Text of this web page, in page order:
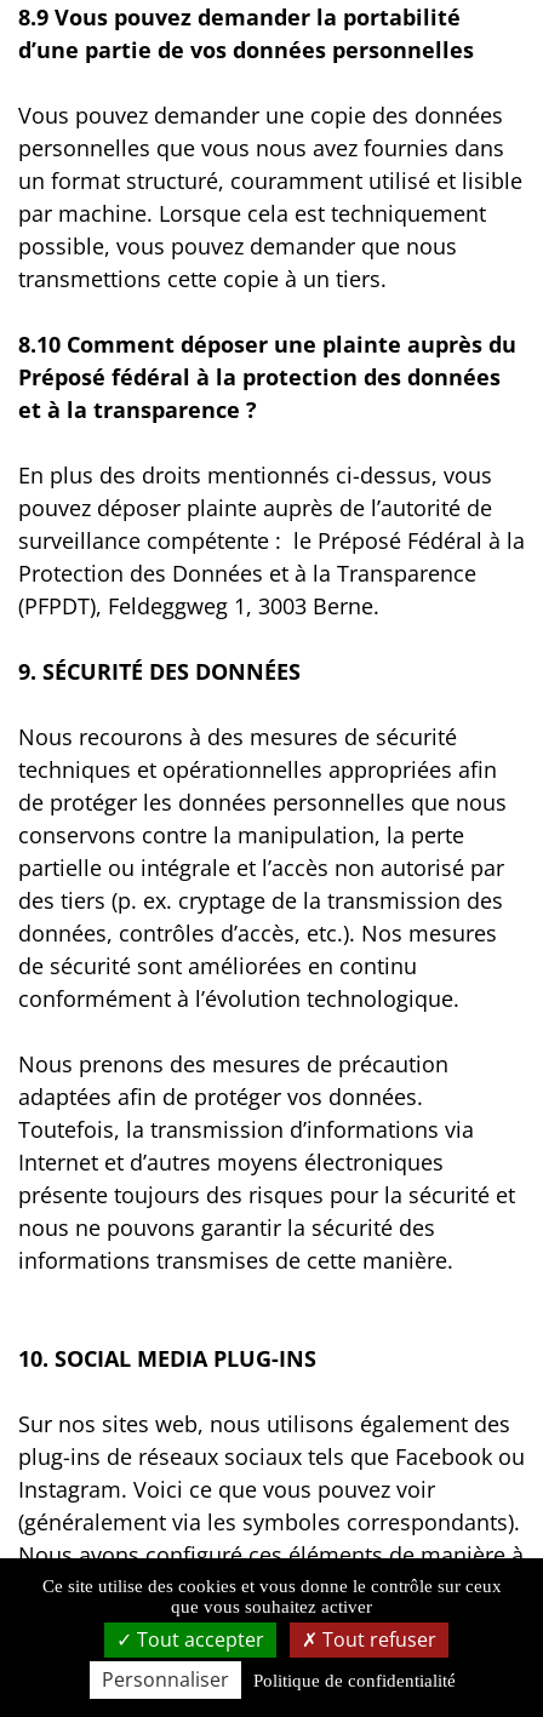
8.9 Vous pouvez demander la portabilité
d’une partie de vos données personnelles
Vous pouvez demander une copie des données
personnelles que vous nous avez fournies dans
un format structuré, couramment utilisé et lisible
par machine. Lorsque cela est techniquement
possible, vous pouvez demander que nous
transmettions cette copie à un tiers.
8.10 Comment déposer une plainte auprès du
Préposé fédéral à la protection des données
et à la transparence ?
En plus des droits mentionnés ci-dessus, vous
pouvez déposer plainte auprès de l’autorité de
surveillance compétente : le Préposé Fédéral à la
Protection des Données et à la Transparence
(PFPDT), Feldeggweg 1, 3003 Berne.
9. SÉCURITÉ DES DONNÉES
Nous recourons à des mesures de sécurité
techniques et opérationnelles appropriées afin
de protéger les données personnelles que nous
conservons contre la manipulation, la perte
partielle ou intégrale et l’accès non autorisé par
des tiers (p. ex. cryptage de la transmission des
données, contrôles d’accès, etc.). Nos mesures
de sécurité sont améliorées en continu
conformément à l’évolution technologique.
Nous prenons des mesures de précaution
adaptées afin de protéger vos données.
Toutefois, la transmission d’informations via
Internet et d’autres moyens électroniques
présente toujours des risques pour la sécurité et
nous ne pouvons garantir la sécurité des
informations transmises de cette manière.
10. SOCIAL MEDIA PLUG-INS
Sur nos sites web, nous utilisons également des
plug-ins de réseaux sociaux tels que Facebook ou
Instagram. Voici ce que vous pouvez voir
(généralement via les symboles correspondants).
Nous avons configuré ces éléments de manière à
ce qu'ils soient désactivés par défaut. Si vous les
activez (en cliquant), les exploitants des réseaux
sociaux concernés peuvent enregistrer que vous
êtes sur notre site web et où et peuvent utiliser
Ce site utilise des cookies et vous donne le contrôle sur ceux
que vous souhaitez activer
Tout accepter
Tout refuser
Personnaliser
Politique de confidentialité